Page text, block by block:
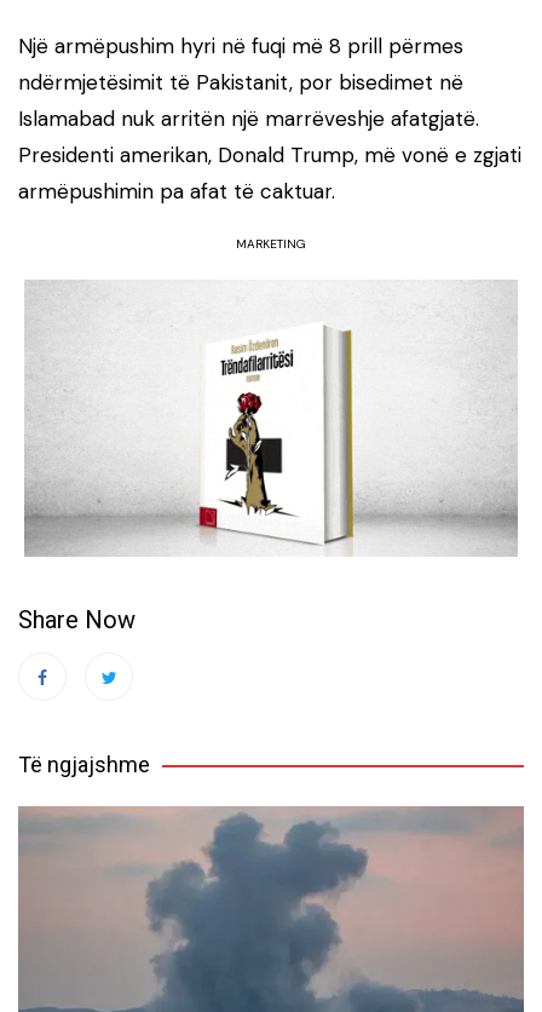
Një armëpushim hyri në fuqi më 8 prill përmes
ndërmjetësimit të Pakistanit, por bisedimet në
Islamabad nuk arritën një marrëveshje afatgjatë.
Presidenti amerikan, Donald Trump, më vonë e zgjati
armëpushimin pa afat të caktuar.
MARKETING
Share Now
Të ngjajshme